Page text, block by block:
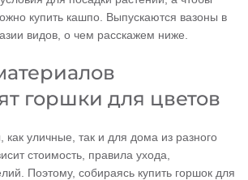
купить кашпо. Выпускаются вазоны в
видов, о чем расскажем ниже.
горшки для цветов
как уличные, так и для дома из разного
стоимость, правила ухода,
Поэтому, собираясь купить горшок для